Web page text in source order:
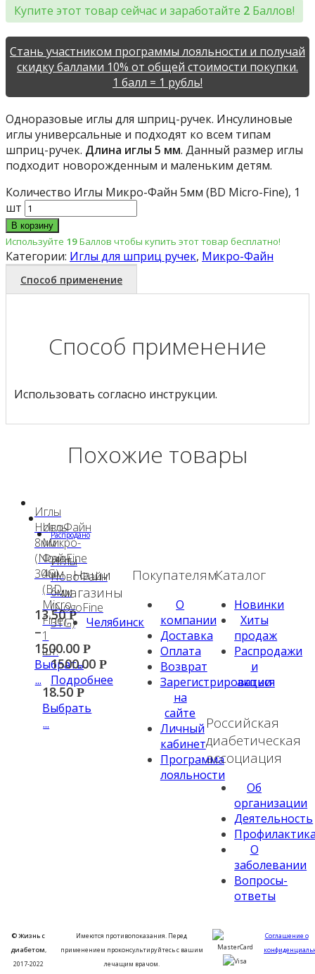
Купите этот товар сейчас и заработайте 2 Баллов!
Стань участником программы лояльности и получай
скидку баллами 10% от общей стоимости покупки.
1 балл = 1 рубль!
Одноразовые иглы для шприц-ручек. Инсулиновые
иглы универсальные и подходят ко всем типам
шприц-ручек. Длина иглы 5 мм. Данный размер иглы
подходит новорожденным и маленьким детям.
Количество Иглы Микро-Файн 5мм (BD Micro-Fine), 1
шт
В корзину
Используйте 19Баллов чтобы купить этот товар бесплатно!
Категории: Иглы для шприц ручек, Микро-Файн
Способ применение
Способ применение
Использовать согласно инструкции.
Похожие товары
Иглы
НовоФайн
8мм
(NovoFine
30G)
13.50Р
–
1500.00 Р
Выбрать
...
Иглы
Микро-
Файн
4мм
(BD
Micro-
Fine),
1
шт.
18.50Р
Выбрать
...
Распродано
Иглы
НовоФайн
6мм
(NovoFine
31G)
1500.00 Р
Подробнее
Наши
магазины
Челябинск
Покупателям
О
компании
Доставка
Оплата
Возврат
Зарегистрироваться
на
сайте
Личный
кабинет
Программа
лояльности
Каталог
Новинки
Хиты
продаж
Распродажи
и
акции
Российская
диабетическая
ассоциация
Об
организации
Деятельность
О
заболевании
Вопросы-
ответы
© Жизнь с
диабетом,
2017-2022
Имеются противопоказания. Перед
применением проконсультируйтесь с вашим
лечащим врачом.
Соглашение о